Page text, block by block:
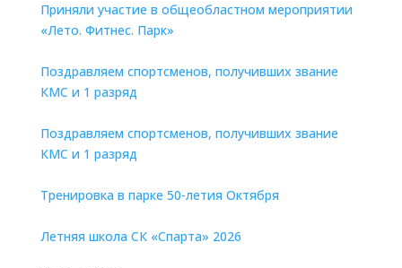
Приняли участие в общеобластном мероприятии
«Лето. Фитнес. Парк»
Поздравляем спортсменов, получивших звание
КМС и 1 разряд
Поздравляем спортсменов, получивших звание
КМС и 1 разряд
Тренировка в парке 50-летия Октября
Летняя школа СК «Спарта» 2026